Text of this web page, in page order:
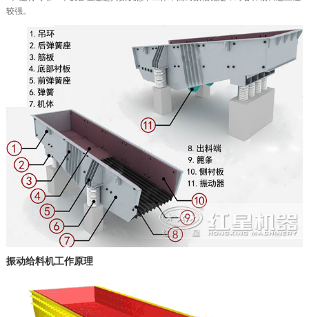
较强。
振动给料机工作原理